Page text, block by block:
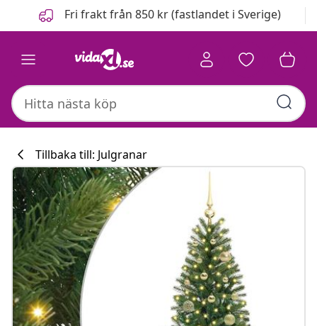
FöregåendeFri frakt från 850 kr (fastlandet i Sverige)
Tillbaka till: Julgranar